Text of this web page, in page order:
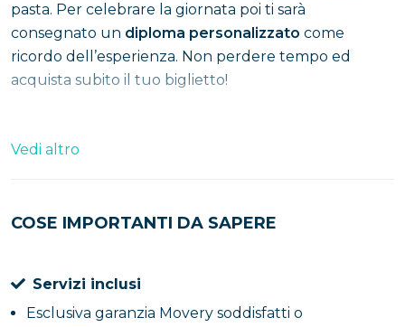
pasta. Per celebrare la giornata poi ti sarà
consegnato un diploma personalizzato come
ricordo dell’esperienza. Non perdere tempo ed
acquista subito il tuo biglietto!
Vedi altro
COSE IMPORTANTI DA SAPERE
Servizi inclusi
Esclusiva garanzia Movery soddisfatti o